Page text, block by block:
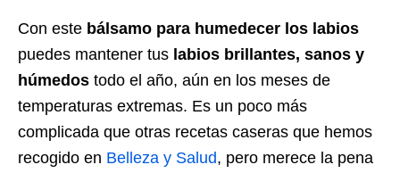
Con este bálsamo para humedecer los labios
puedes mantener tus labios brillantes, sanos y
húmedos todo el año, aún en los meses de
temperaturas extremas. Es un poco más
complicada que otras recetas caseras que hemos
recogido en Belleza y Salud, pero merece la pena